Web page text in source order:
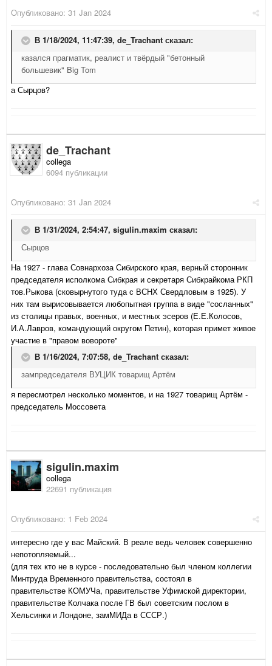
Опубликовано: 31 Jan 2024
В 1/18/2024, 11:47:39, de_Trachant сказал:
казался прагматик, реалист и твёрдый "бетонный
большевик" Big Tom
а Сырцов?
de_Trachant
collega
6094 публикации
Опубликовано: 31 Jan 2024
В 1/31/2024, 2:54:47, sigulin.maxim сказал:
Сырцов
На 1927 - глава Совнархоза Сибирского края, верный сторонник
председателя исполкома Сибкрая и секретаря Сибкрайкома РКП
тов.Рыкова (сковырнутого туда с ВСНХ Свердловым в 1925). У
них там вырисовывается любопытная группа в виде "сосланных"
из столицы правых, военных, и местных эсеров (Е.Е.Колосов,
И.А.Лавров, командующий округом Петин), которая примет живое
участие в "правом вовороте"
В 1/16/2024, 7:07:58, de_Trachant сказал:
зампредседателя ВУЦИК товарищ Артём
я пересмотрел несколько моментов, и на 1927 товарищ Артём -
председатель Моссовета
sigulin.maxim
collega
22691 публикация
Опубликовано: 1 Feb 2024
интересно где у вас Майский. В реале ведь человек совершенно
непотопляемый...
(для тех кто не в курсе - последовательно был членом коллегии
Минтруда Временного правительства, состоял в
правительстве КОМУЧа, правительстве Уфимской директории,
правительстве Колчака после ГВ был советским послом в
Хельсинки и Лондоне, замМИДа в СССР.)